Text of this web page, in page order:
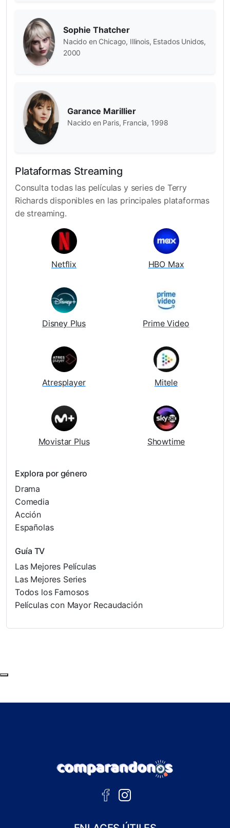
Sophie Thatcher
Nacido en Chicago, Illinois, Estados Unidos,
2000
Garance Marillier
Nacido en Paris, Francia, 1998
Plataformas Streaming
Consulta todas las películas y series de Terry
Richards disponibles en las principales plataformas
de streaming.
Netflix HBO Max
Disney Plus Prime Video
Atresplayer Mitele
Movistar Plus Showtime
Explora por género
Drama
Comedia
Acción
Españolas
Guía TV
Las Mejores Películas
Las Mejores Series
Todos los Famosos
Películas con Mayor Recaudación